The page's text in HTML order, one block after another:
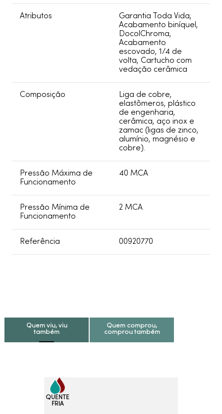
Atributos
Garantia Toda Vida,
Acabamento biníquel,
DocolChroma,
Acabamento
escovado, 1/4 de
volta, Cartucho com
vedação cerâmica
Composição
Liga de cobre,
elastômeros, plástico
de engenharia,
cerâmica, aço inox e
zamac (ligas de zinco,
alumínio, magnésio e
cobre).
Pressão Máxima de
Funcionamento
40 MCA
Pressão Mínima de
Funcionamento
2 MCA
Referência 00920770
Quem viu, viu
também
Quem comprou,
comprou também